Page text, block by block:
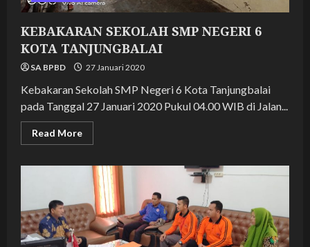
KEBAKARAN SEKOLAH SMP NEGERI 6
KOTA TANJUNGBALAI
SA BPBD 27 Januari 2020
Kebakaran Sekolah SMP Negeri 6 Kota Tanjungbalai
pada Tanggal 27 Januari 2020 Pukul 04.00 WIB di Jalan...
Read MoreRead
more
SEKOLAH
SMP
NEGERI
KOTA
TANJUNGBALAI